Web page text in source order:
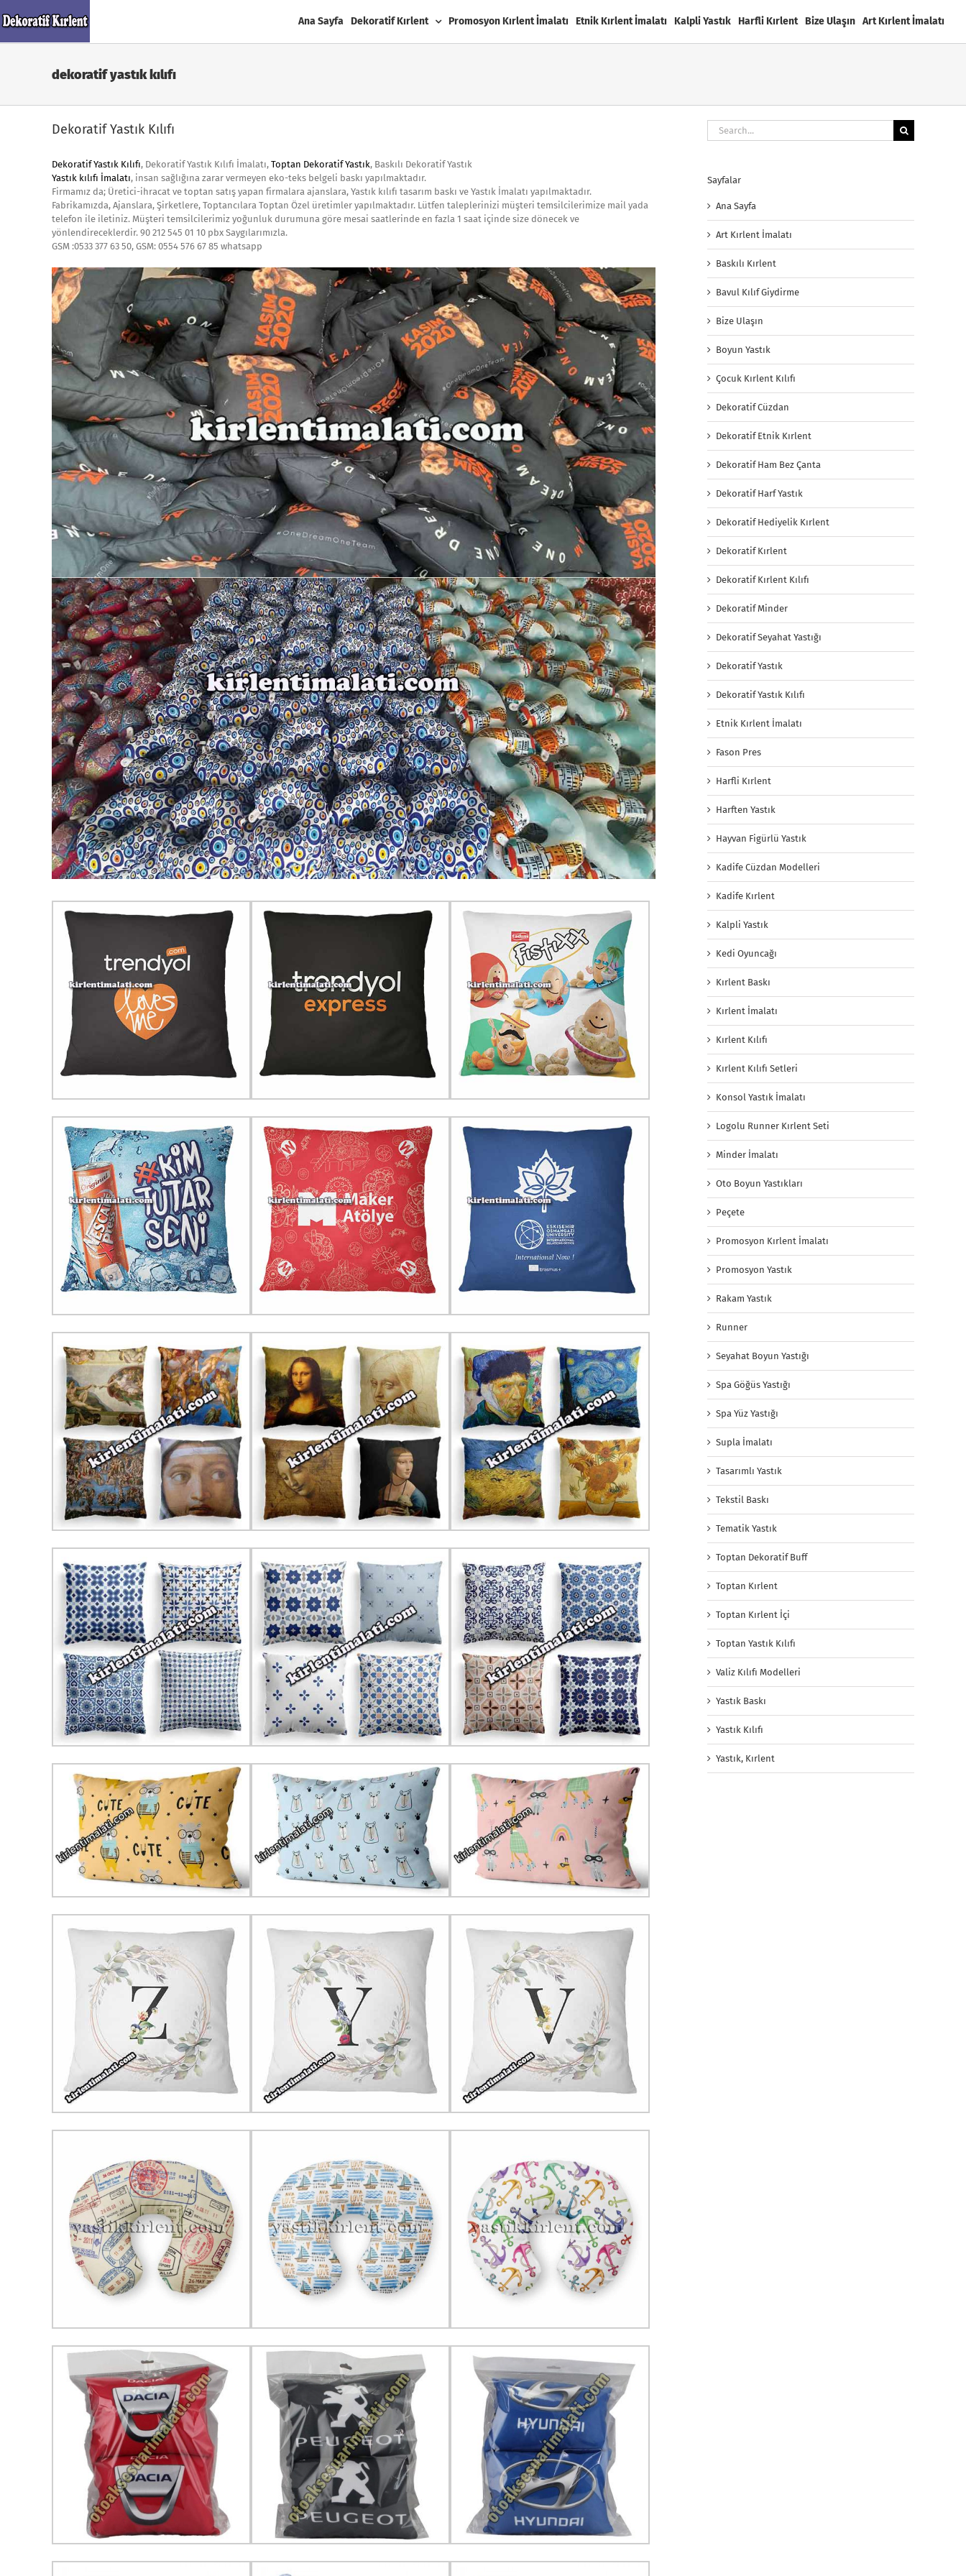
to
Ana Sayfa Dekoratif Kırlent Promosyon Kırlent İmalatı Etnik Kırlent İmalatı Kalpli Yastık Harfli Kırlent Bize Ulaşın Art Kırlent İmalatı
dekoratif yastık kılıfı
Dekoratif Yastık Kılıfı
Dekoratif Yastık Kılıfı, Dekoratif Yastık Kılıfı İmalatı, Toptan Dekoratif Yastık, Baskılı Dekoratif Yastık
Yastık kılıfı İmalatı, insan sağlığına zarar vermeyen eko-teks belgeli baskı yapılmaktadır.
Firmamız da; Üretici-ihracat ve toptan satış yapan firmalara ajanslara, Yastık kılıfı tasarım baskı ve Yastık İmalatı yapılmaktadır.
Fabrikamızda, Ajanslara, Şirketlere, Toptancılara Toptan Özel üretimler yapılmaktadır. Lütfen taleplerinizi müşteri temsilcilerimize mail yada
telefon ile iletiniz. Müşteri temsilcilerimiz yoğunluk durumuna göre mesai saatlerinde en fazla 1 saat içinde size dönecek ve
yönlendireceklerdir. 90 212 545 01 10 pbx Saygılarımızla.
GSM :0533 377 63 50, GSM: 0554 576 67 85 whatsapp
Search
for:
Sayfalar
Ana Sayfa
Art Kırlent İmalatı
Baskılı Kırlent
Bavul Kılıf Giydirme
Bize Ulaşın
Boyun Yastık
Çocuk Kırlent Kılıfı
Dekoratif Cüzdan
Dekoratif Etnik Kırlent
Dekoratif Ham Bez Çanta
Dekoratif Harf Yastık
Dekoratif Hediyelik Kırlent
Dekoratif Kırlent
Dekoratif Kırlent Kılıfı
Dekoratif Minder
Dekoratif Seyahat Yastığı
Dekoratif Yastık
Dekoratif Yastık Kılıfı
Etnik Kırlent İmalatı
Fason Pres
Harfli Kırlent
Harften Yastık
Hayvan Figürlü Yastık
Kadife Cüzdan Modelleri
Kadife Kırlent
Kalpli Yastık
Kedi Oyuncağı
Kırlent Baskı
Kırlent İmalatı
Kırlent Kılıfı
Kırlent Kılıfı Setleri
Konsol Yastık İmalatı
Logolu Runner Kırlent Seti
Minder İmalatı
Oto Boyun Yastıkları
Peçete
Promosyon Kırlent İmalatı
Promosyon Yastık
Rakam Yastık
Runner
Seyahat Boyun Yastığı
Spa Göğüs Yastığı
Spa Yüz Yastığı
Supla İmalatı
Tasarımlı Yastık
Tekstil Baskı
Tematik Yastık
Toptan Dekoratif Buff
Toptan Kırlent
Toptan Kırlent İçi
Toptan Yastık Kılıfı
Valiz Kılıfı Modelleri
Yastık Baskı
Yastık Kılıfı
Yastık, Kırlent